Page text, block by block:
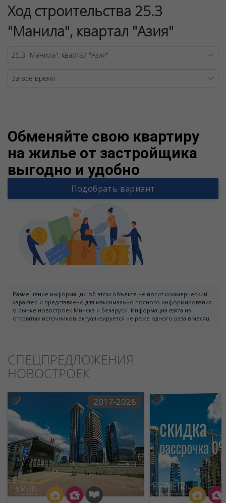
Ход строительства 25.3
"Манила", квартал "Азия"
Обменяйте свою квартиру
на жилье от застройщика
выгодно и удобно
Подобрать вариант
Размещение информации об этом объекте не носит коммерческий
характер и представлено для максимально полного информирования
о рынке новостроек Минска и Беларуси. Информация взята из
открытых источников, актуализируется не реже одного раза в месяц.
СПЕЦПРЕДЛОЖЕНИЯ
НОВОСТРОЕК
2017-2026